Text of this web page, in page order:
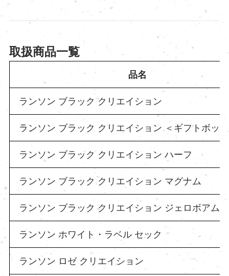
取扱商品一覧
品名
ランソン ブラック クリエイション
ランソン ブラック クリエイション ＜ギフトボッ
ランソン ブラック クリエイション ハーフ
ランソン ブラック クリエイション マグナム
ランソン ブラック クリエイション ジェロボアム
ランソン ホワイト・ラベル セック
ランソン ロゼ クリエイション